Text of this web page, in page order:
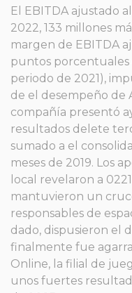
El EBITDA ajustado
2022, 133 millones
margen de EBITDA
puntos porcentuales
periodo de 2021),
de el desempeño de
compañía presentó
resultados delete
sumado a el
meses de 2019. Los
local revelaron a
mantuvieron un
responsables de
dado, dispusieron el
finalmente fue
Online, la filial de
unos fuertes